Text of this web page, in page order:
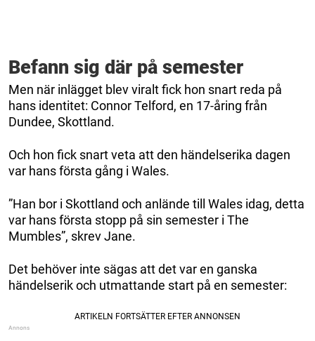
Befann sig där på semester
Men när inlägget blev viralt fick hon snart reda på
hans identitet: Connor Telford, en 17-åring från
Dundee, Skottland.
Och hon fick snart veta att den händelserika dagen
var hans första gång i Wales.
”Han bor i Skottland och anlände till Wales idag, detta
var hans första stopp på sin semester i The
Mumbles”, skrev Jane.
Det behöver inte sägas att det var en ganska
händelserik och utmattande start på en semester: